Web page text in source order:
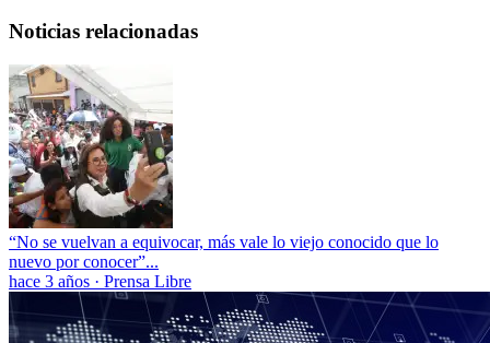
Noticias relacionadas
“No se vuelvan a equivocar, más vale lo viejo conocido que lo
nuevo por conocer”...
hace 3 años · Prensa Libre